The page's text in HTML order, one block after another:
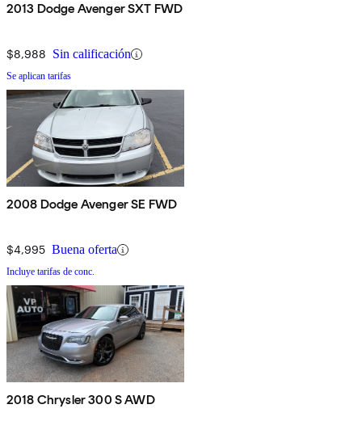
2013 Dodge Avenger SXT FWD
$8,988 Sin calificación
Se aplican tarifas
2008 Dodge Avenger SE FWD
$4,995 Buena oferta
Incluye tarifas de conc.
2018 Chrysler 300 S AWD